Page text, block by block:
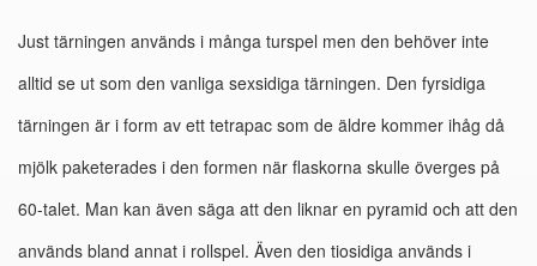
Just tärningen används i många turspel men den behöver inte
alltid se ut som den vanliga sexsidiga tärningen. Den fyrsidiga
tärningen är i form av ett tetrapac som de äldre kommer ihåg då
mjölk paketerades i den formen när flaskorna skulle överges på
60-talet. Man kan även säga att den liknar en pyramid och att den
används bland annat i rollspel. Även den tiosidiga används i